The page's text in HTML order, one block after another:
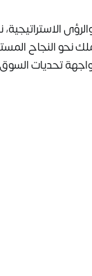
نحو النجاح
تحديات